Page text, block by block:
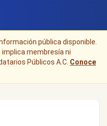
pública disponible.
membresía ni
Públicos A.C. Conoce